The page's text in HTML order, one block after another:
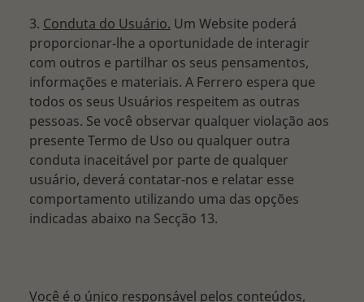
3. Conduta do Usuário. Um Website poderá
proporcionar-lhe a oportunidade de interagir
com outros e partilhar os seus pensamentos,
informações e materiais. A Ferrero espera que
todos os seus Usuários respeitem as outras
pessoas. Se você observar qualquer violação aos
presente Termo de Uso ou qualquer outra
conduta inaceitável por parte de qualquer
usuário, deverá contatar-nos e relatar esse
comportamento utilizando uma das opções
indicadas abaixo na Secção 13.
Você é o único responsável pelos conteúdos,